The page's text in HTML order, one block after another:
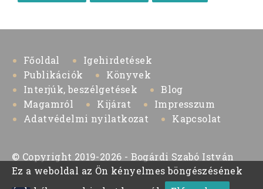
Főoldal
Igehirdetések
Publikációk
Könyvek
Interjúk, beszélgetések
Blog
Magamról
Kijárat
Impresszum
Adatvédelmi nyilatkozat
Kapcsolat
© Copyright 2019-2026 - Bogárdi Szabó István
Ez a weboldal az Ön kényelmes böngészésének